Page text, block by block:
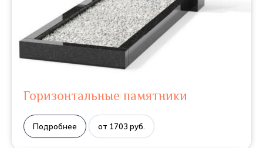
Горизонтальные памятники
Подробнее от 1703 руб.